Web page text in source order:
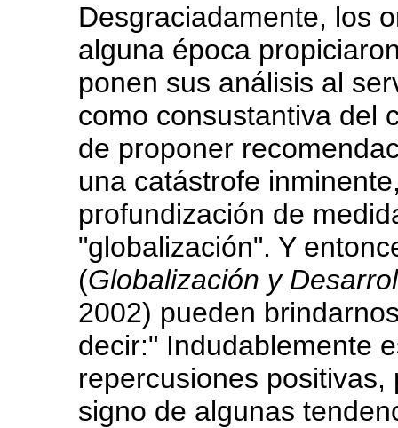
Desgraciadamente, los
alguna época
ponen sus análisis al
como consustantiva del
de proponer
una catástrofe
profundización de
"globalización". Y
(Globalización y
2002) pueden
decir:" Indudablemente
repercusiones
signo de algunas